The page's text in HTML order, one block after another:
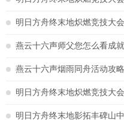
燕云十六声烟雨同舟活动攻